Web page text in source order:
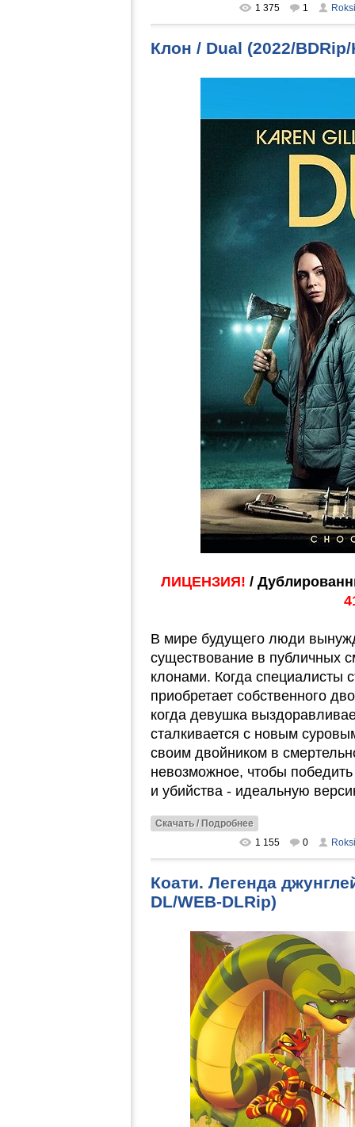
1 375
1 Roksi
Клон / Dual (2022/BDRip/
ЛИЦЕНЗИЯ! /
В мире будущего люди
существование в публичных
клонами. Когда специалисты
приобретает собственного
когда девушка
сталкивается с новым
своим двойником в
невозможное, чтобы
и убийства - идеальную
Скачать / Подробнее
1 155
0 Roksi
Коати. Легенда
DL/WEB-DLRip)